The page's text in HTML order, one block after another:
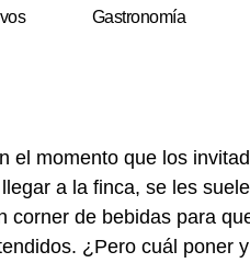
Gastronomía
el momento que los
a la finca, se les
corner de bebidas para
¿Pero cuál poner y